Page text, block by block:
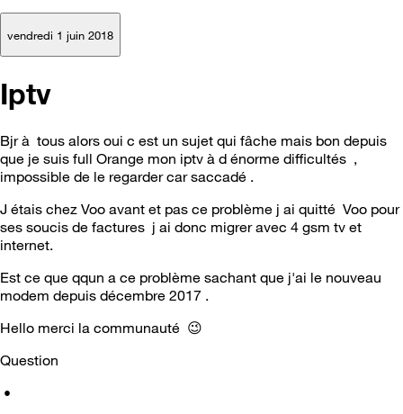
vendredi 1 juin 2018
Iptv
Bjr à tous alors oui c est un sujet qui fâche mais bon depuis
que je suis full Orange mon iptv à d énorme difficultés ,
impossible de le regarder car saccadé .
J étais chez Voo avant et pas ce problème j ai quitté Voo pour
ses soucis de factures j ai donc migrer avec 4 gsm tv et
internet.
Est ce que qqun a ce problème sachant que j'ai le nouveau
modem depuis décembre 2017 .
Hello merci la communauté 😉
Question
•